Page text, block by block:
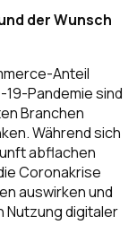
der Wunsch
Anteil
Pandemie sind
Branchen
Während sich
abflachen
Coronakrise
auswirken und
Nutzung digitaler